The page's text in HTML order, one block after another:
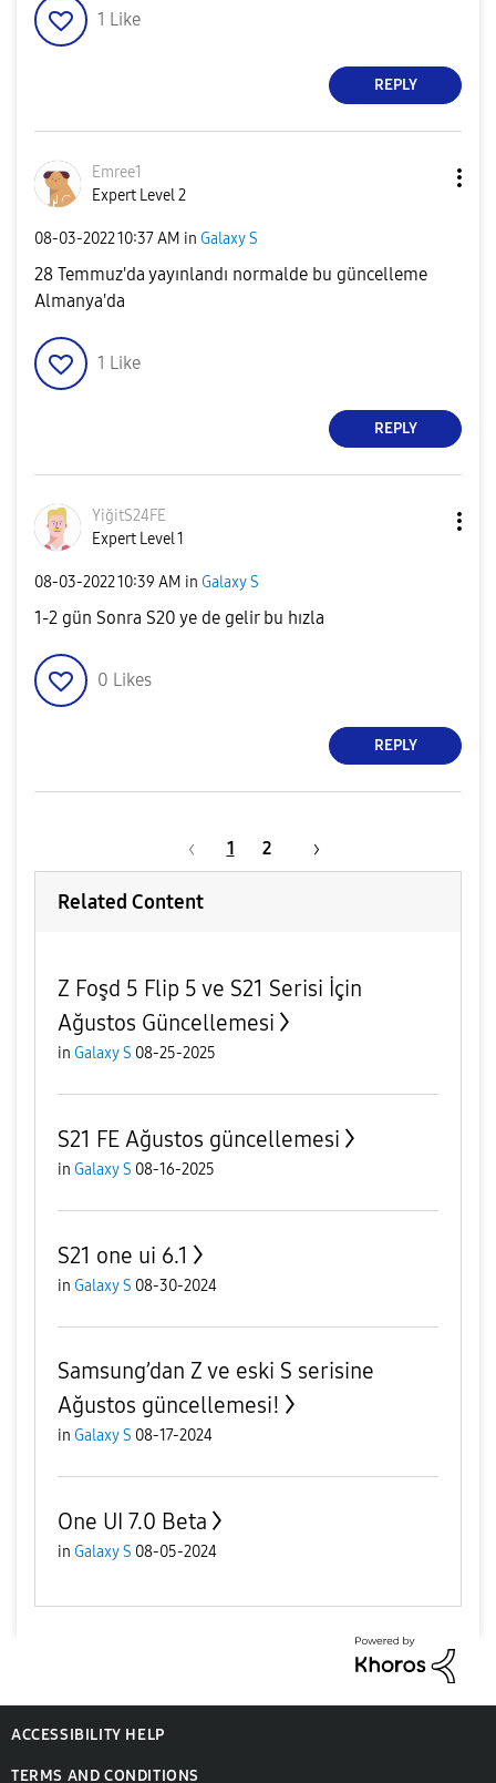
1 Like
REPLY
Emree1
Expert Level 2
‎08-03-202210:37 AM in Galaxy S
28 Temmuz'da yayınlandı normalde bu güncelleme
Almanya'da
1 Like
REPLY
YiğitS24FE
Expert Level 1
‎08-03-202210:39 AM in Galaxy S
1-2 gün Sonra S20 ye de gelir bu hızla
0 Likes
REPLY
1 2
Related Content
Z Foşd 5 Flip 5 ve S21 Serisi İçin
Ağustos Güncellemesi
in Galaxy S 08-25-2025
S21 FE Ağustos güncellemesi
in Galaxy S 08-16-2025
S21 one ui 6.1
in Galaxy S 08-30-2024
Samsung’dan Z ve eski S serisine
Ağustos güncellemesi!
in Galaxy S 08-17-2024
One UI 7.0 Beta
in Galaxy S 08-05-2024
ACCESSIBILITY HELP
TERMS AND CONDITIONS